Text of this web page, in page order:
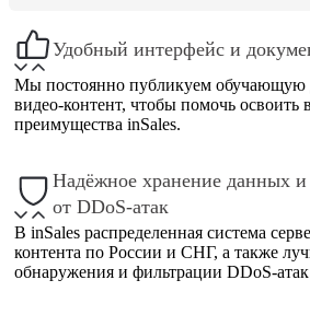
Удобный интерфейс и
Мы постоянно публикуем обучающую
видео-контент, чтобы помочь освоить
преимущества inSales.
Надёжное хранение данных
от DDoS-атак
В inSales распределенная система
контента по России и СНГ, а также
обнаружения и фильтрации DDoS-